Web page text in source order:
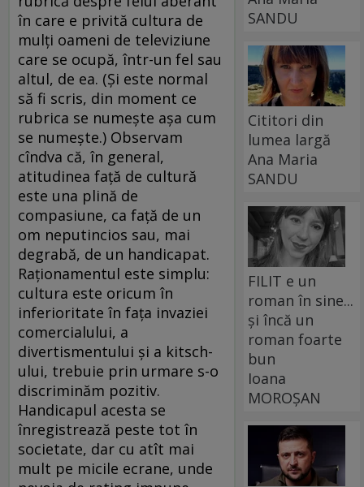
în care e privită cultura de
mulţi oameni de televiziune
care se ocupă, într-un fel sau
altul, de ea. (Şi este normal
să fi scris, din moment ce
rubrica se numeşte aşa cum
se numeşte.) Observam
cîndva că, în general,
atitudinea faţă de cultură
este una plină de
compasiune, ca faţă de un
om neputincios sau, mai
degrabă, de un handicapat.
Raţionamentul este simplu:
cultura este oricum în
inferioritate în faţa invaziei
comercialului, a
divertismentului şi a kitsch-
ului, trebuie prin urmare s-o
discriminăm pozitiv.
Handicapul acesta se
înregistrează peste tot în
societate, dar cu atît mai
mult pe micile ecrane, unde
SANDU
Cititori din
lumea largă
Ana Maria
SANDU
FILIT e un
roman în sine...
și încă un
roman foarte
bun
Ioana
MOROȘAN